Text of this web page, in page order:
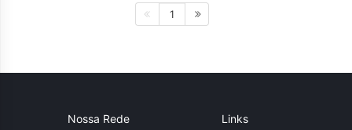
1
Nossa Rede Links